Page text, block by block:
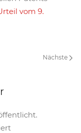
vom 9.
Nächste